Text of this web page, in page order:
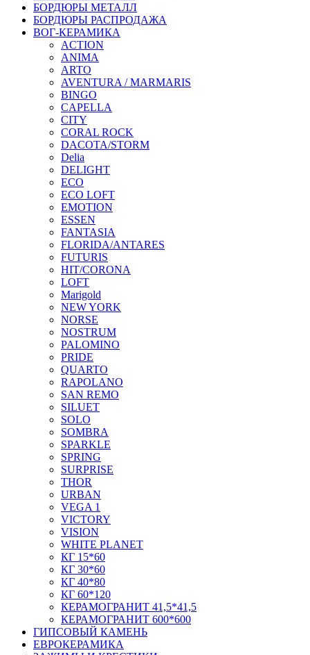
БОРДЮРЫ МЕТАЛЛ
БОРДЮРЫ РАСПРОДАЖА
ВОГ-КЕРАМИКА
ACTION
ANIMA
ARTO
AVENTURA / MARMARIS
BINGO
CAPELLA
CITY
CORAL ROCK
DACOTA/STORM
Delia
DELIGHT
ECO
ECO LOFT
EMOTION
ESSEN
FANTASIA
FLORIDA/ANTARES
FUTURIS
HIT/CORONA
LOFT
Marigold
NEW YORK
NORSE
NOSTRUM
PALOMINO
PRIDE
QUARTO
RAPOLANO
SAN REMO
SILUET
SOLO
SOMBRA
SPARKLE
SPRING
SURPRISE
THOR
URBAN
VEGA 1
VICTORY
VISION
WHITE PLANET
КГ 15*60
КГ 30*60
КГ 40*80
КГ 60*120
КЕРАМОГРАНИТ 41,5*41,5
КЕРАМОГРАНИТ 600*600
ГИПСОВЫЙ КАМЕНЬ
ЕВРОКЕРАМИКА